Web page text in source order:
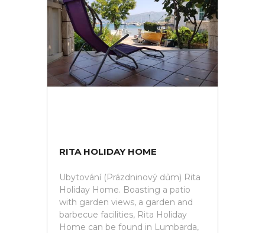
RITA HOLIDAY HOME
Ubytování (Prázdninový dům) Rita
Holiday Home. Boasting a patio
with garden views, a garden and
barbecue facilities, Rita Holiday
Home can be found in Lumbarda,